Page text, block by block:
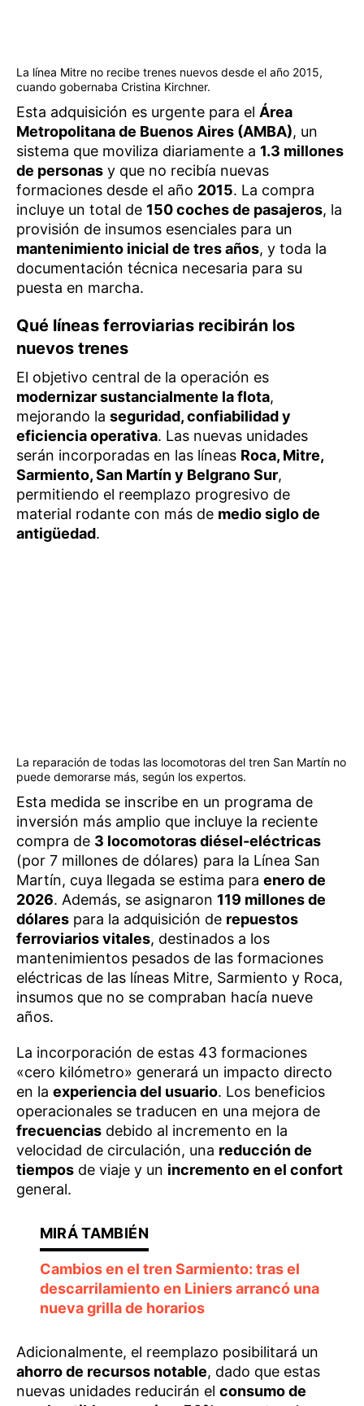
La línea Mitre no recibe trenes nuevos desde el año 2015,
cuando gobernaba Cristina Kirchner.
Esta adquisición es urgente para el Área
Metropolitana de Buenos Aires (AMBA), un
sistema que moviliza diariamente a 1.3 millones
de personas y que no recibía nuevas
formaciones desde el año 2015. La compra
incluye un total de 150 coches de pasajeros, la
provisión de insumos esenciales para un
mantenimiento inicial de tres años, y toda la
documentación técnica necesaria para su
puesta en marcha.
Qué líneas ferroviarias recibirán los
nuevos trenes
El objetivo central de la operación es
modernizar sustancialmente la flota,
mejorando la seguridad, confiabilidad y
eficiencia operativa. Las nuevas unidades
serán incorporadas en las líneas Roca, Mitre,
Sarmiento, San Martín y Belgrano Sur,
permitiendo el reemplazo progresivo de
material rodante con más de medio siglo de
antigüedad.
La reparación de todas las locomotoras del tren San Martín no
puede demorarse más, según los expertos.
Esta medida se inscribe en un programa de
inversión más amplio que incluye la reciente
compra de 3 locomotoras diésel-eléctricas
(por 7 millones de dólares) para la Línea San
Martín, cuya llegada se estima para enero de
2026. Además, se asignaron 119 millones de
dólares para la adquisición de repuestos
ferroviarios vitales, destinados a los
mantenimientos pesados de las formaciones
eléctricas de las líneas Mitre, Sarmiento y Roca,
insumos que no se compraban hacía nueve
años.
La incorporación de estas 43 formaciones
«cero kilómetro» generará un impacto directo
en la experiencia del usuario. Los beneficios
operacionales se traducen en una mejora de
frecuencias debido al incremento en la
velocidad de circulación, una reducción de
tiempos de viaje y un incremento en el confort
general.
Cambios en el tren Sarmiento: tras el
descarrilamiento en Liniers arrancó una
nueva grilla de horarios
Adicionalmente, el reemplazo posibilitará un
ahorro de recursos notable, dado que estas
nuevas unidades reducirán el consumo de